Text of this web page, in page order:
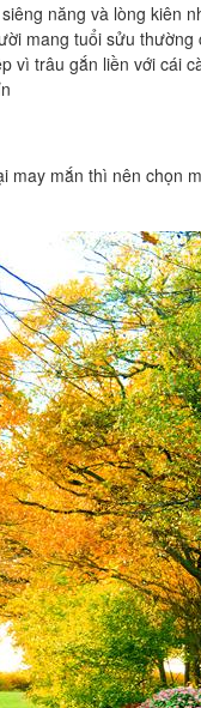
năng và lòng kiên
mang tuổi sửu
vì trâu gắn liền với cái
may mắn thì nên chọn